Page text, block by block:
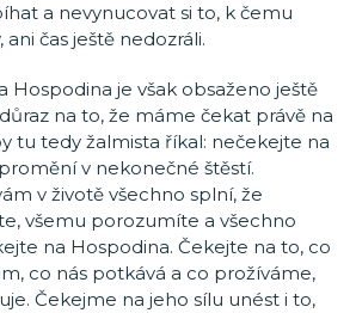
a nevynucovat si to, k čemu
čas ještě nedozráli.
Hospodina je však obsaženo ještě
na to, že máme čekat právě na
tu tedy žalmista říkal: nečekejte na
v nekonečné štěstí.
v životě všechno splní, že
všemu porozumíte a všechno
na Hospodina. Čekejte na to, co
co nás potkává a co prožíváme,
Čekejme na jeho sílu unést i to,